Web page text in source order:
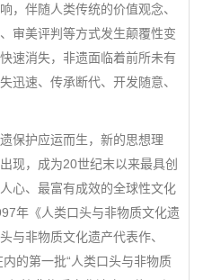
，伴随人类传统的价值观念、
审美评判等方式发生颠覆性变
速消失，非遗面临着前所未有
迅速、传承断代、开发随意、
护应运而生，新的思想理
现，成为20世纪末以来最具创
心、最富有成效的全球性文化
年《人类口头与非物质文化遗
与非物质文化遗产代表作、
的第一批“人类口头与非物质